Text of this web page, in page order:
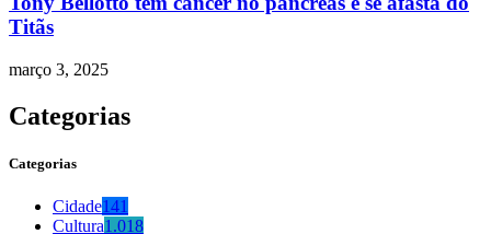
Titãs
março 3, 2025
Categorias
Categorias
Cidade141
Cultura1.018